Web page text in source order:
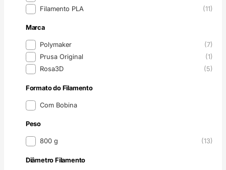
Filamento PLA
(11)
Marca
MarcaPolymaker
(7)
Prusa Original
(1)
Rosa3D
(5)
Formato do Filamento
Formato do Filamento
Com Bobina
Peso
Peso800 g (13)
Diâmetro Filamento